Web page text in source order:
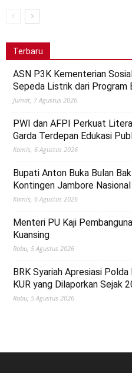
Terbaru
ASN P3K Kementerian
Sepeda Listrik dari Program
Jumat, 7 Agustus 2026
PWI dan AFPI Perkuat
Garda Terdepan Edukasi
Kamis, 6 Agustus 2026
Bupati Anton Buka Bulan
Kontingen Jambore
Kamis, 6 Agustus 2026
Menteri PU Kaji
Kuansing
Rabu, 5 Agustus 2026
BRK Syariah Apresiasi
KUR yang Dilaporkan Sejak
Rabu, 5 Agustus 2026